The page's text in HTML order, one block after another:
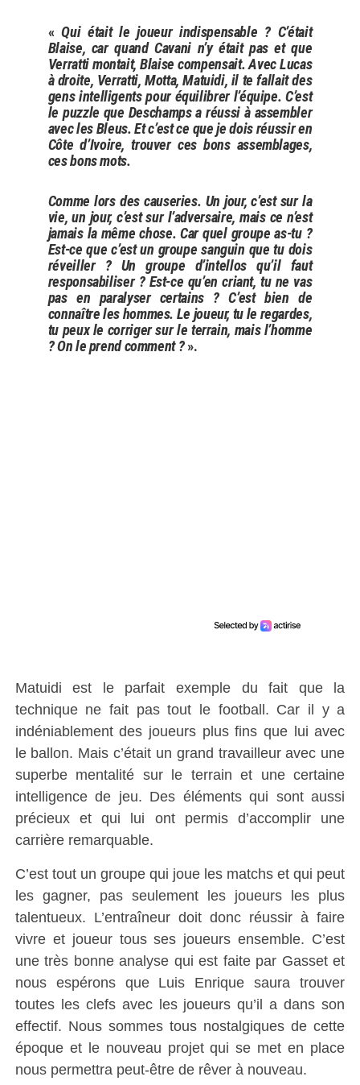
«Qui était le joueur indispensable ? C’était
Blaise, car quand Cavani n’y était pas et que
Verratti montait, Blaise compensait. Avec Lucas
à droite, Verratti, Motta, Matuidi, il te fallait des
gens intelligents pour équilibrer l’équipe. C’est
le puzzle que Deschamps a réussi à assembler
avec les Bleus. Et c’est ce que je dois réussir en
Côte d’Ivoire, trouver ces bons assemblages,
ces bons mots.
Comme lors des causeries. Un jour, c’est sur la
vie, un jour, c’est sur l’adversaire, mais ce n’est
jamais la même chose. Car quel groupe as-tu ?
Est-ce que c’est un groupe sanguin que tu dois
réveiller ? Un groupe d’intellos qu’il faut
responsabiliser ? Est-ce qu’en criant, tu ne vas
pas en paralyser certains ? C’est bien de
connaître les hommes. Le joueur, tu le regardes,
tu peux le corriger sur le terrain, mais l’homme
? On le prend comment ?».
Matuidi est le parfait exemple du fait que la
technique ne fait pas tout le football. Car il y a
indéniablement des joueurs plus fins que lui avec
le ballon. Mais c’était un grand travailleur avec une
superbe mentalité sur le terrain et une certaine
intelligence de jeu. Des éléments qui sont aussi
précieux et qui lui ont permis d’accomplir une
carrière remarquable.
C’est tout un groupe qui joue les matchs et qui peut
les gagner, pas seulement les joueurs les plus
talentueux. L’entraîneur doit donc réussir à faire
vivre et joueur tous ses joueurs ensemble. C’est
une très bonne analyse qui est faite par Gasset et
nous espérons que Luis Enrique saura trouver
toutes les clefs avec les joueurs qu’il a dans son
effectif. Nous sommes tous nostalgiques de cette
époque et le nouveau projet qui se met en place
nous permettra peut-être de rêver à nouveau.